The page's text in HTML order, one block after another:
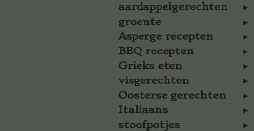
aardappelgerechten
groente
Asperge recepten
BBQ recepten
Grieks eten
visgerechten
Oosterse gerechten
Italiaans
stoofpotjes